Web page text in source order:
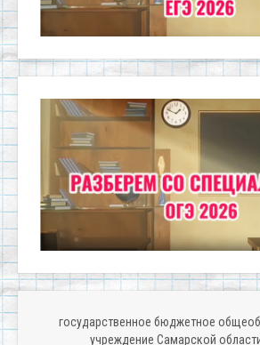
государственное бюджетное
учреждение Самарской